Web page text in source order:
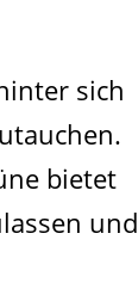
sich
bietet
und